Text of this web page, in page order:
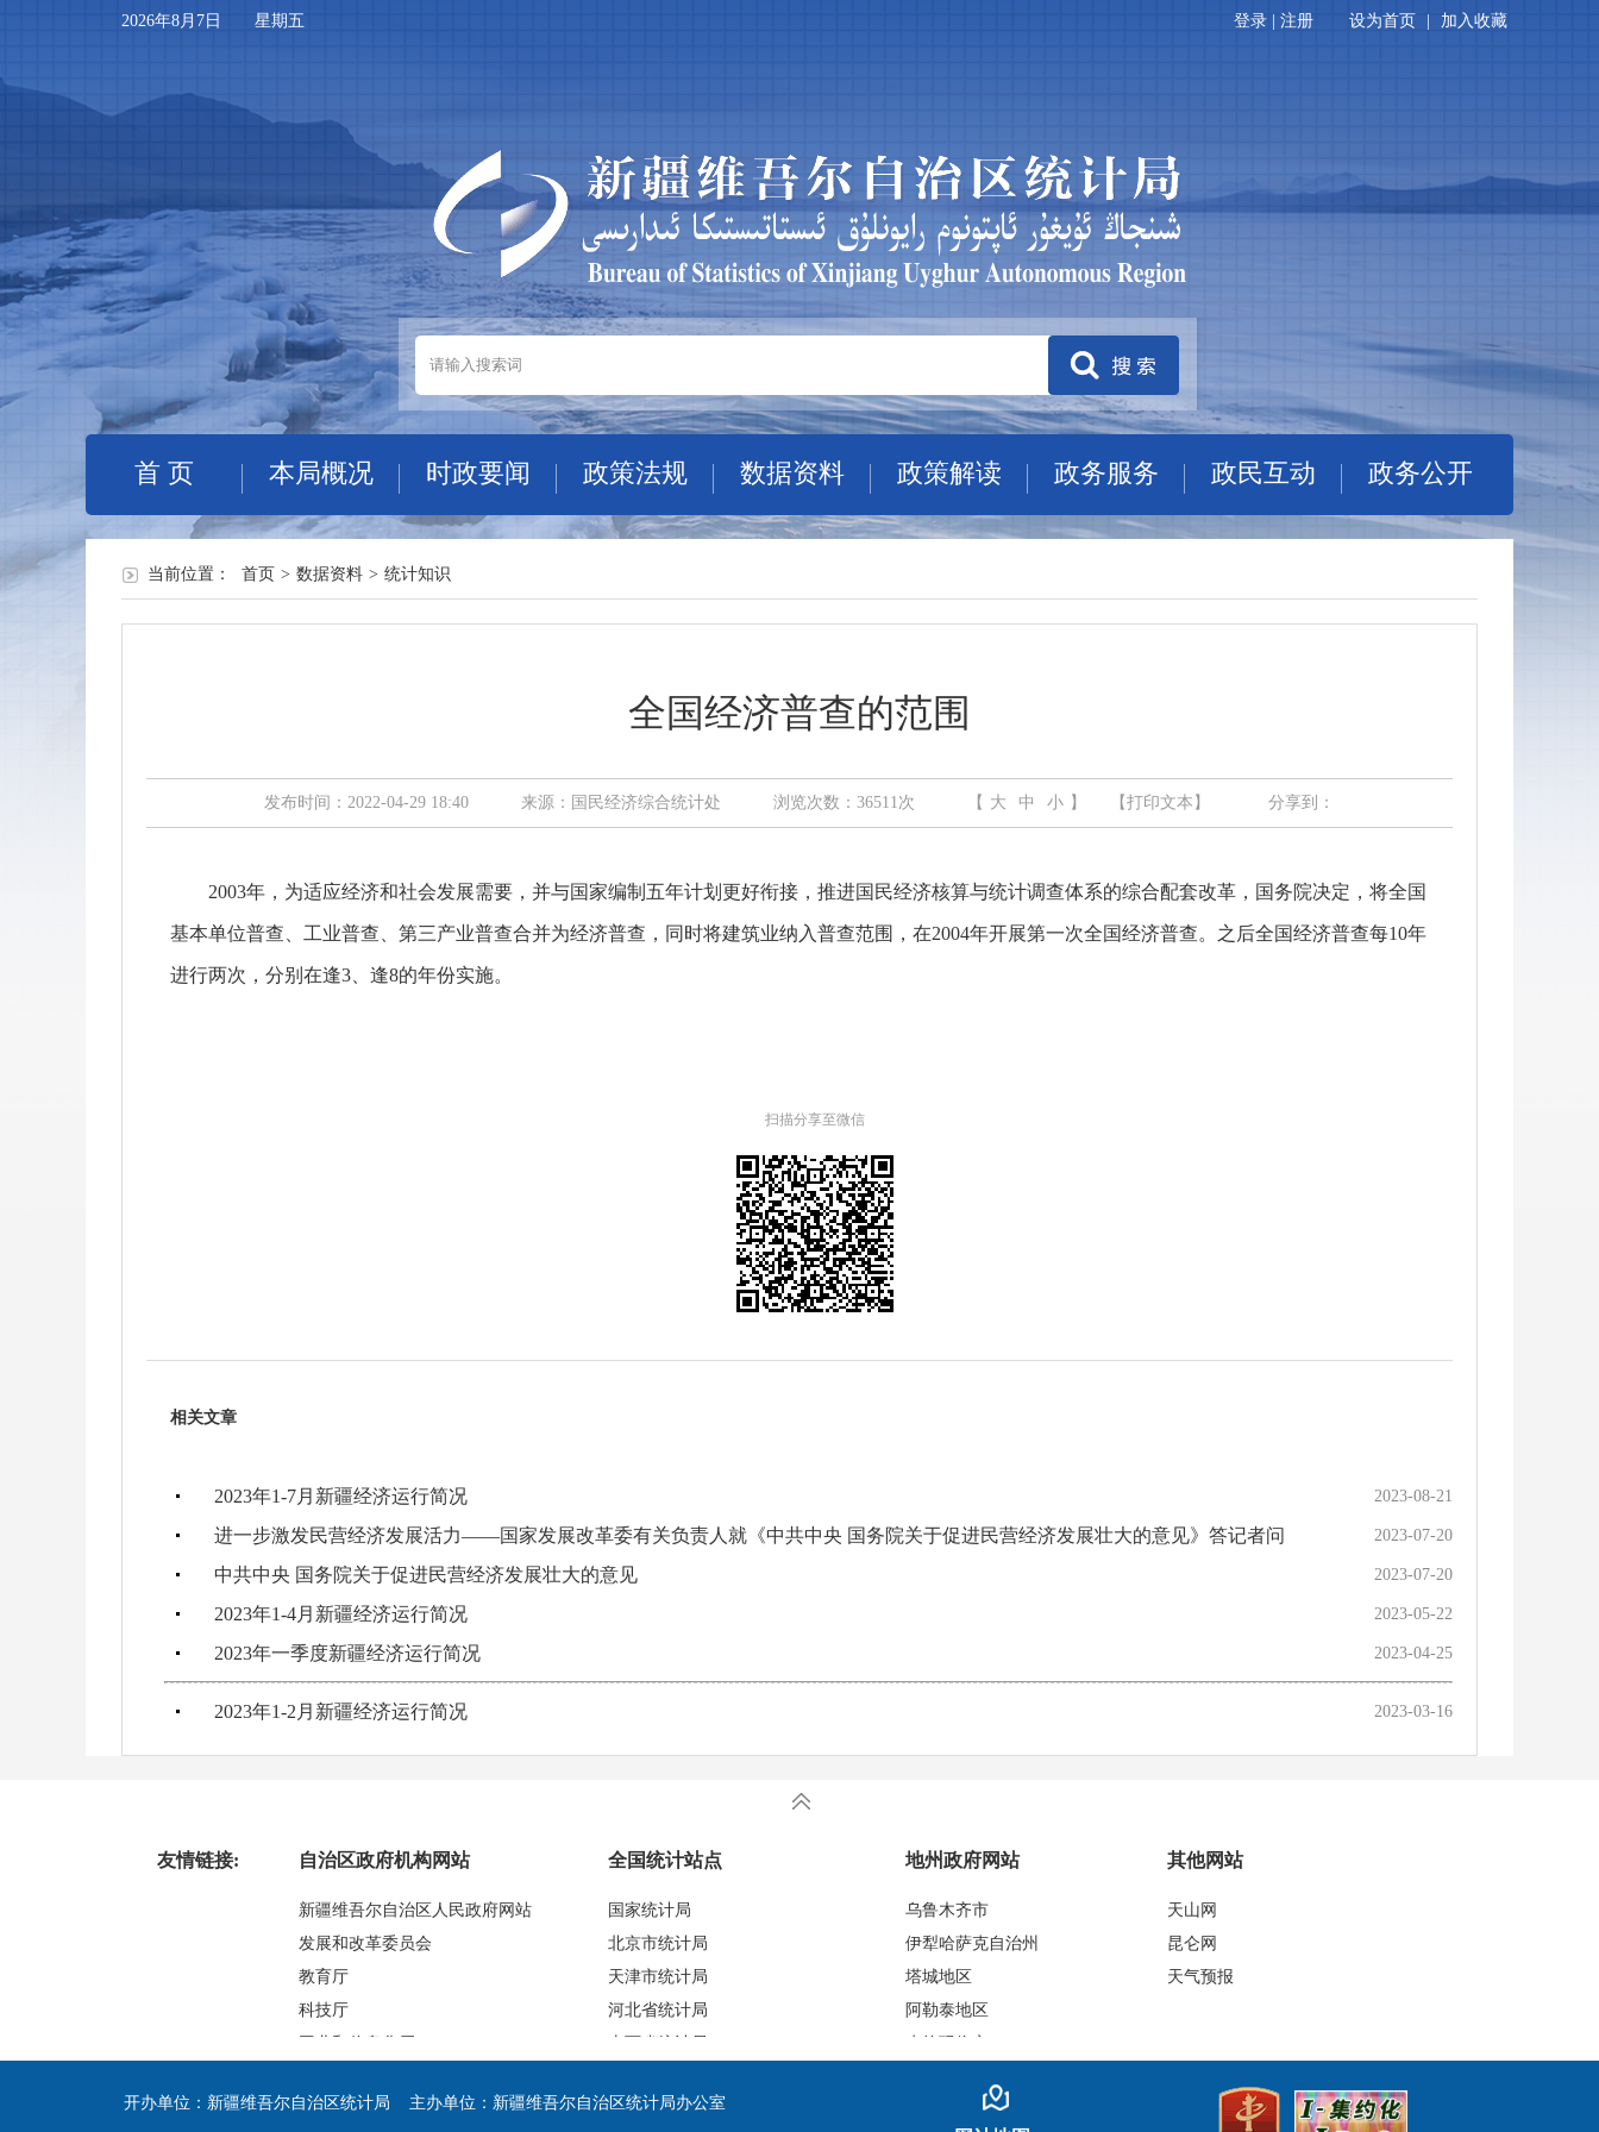
2026年8月7日 星期五 设为首页 加入收藏
登录 注册
首 页 本局概况 时政要闻 政策法规 数据资料 政策解读 政务服务 政民互动 政务公开
当前位置： 首页 > 数据资料 > 统计知识
全国经济普查的范围
发布时间：2022-04-29 18:40 来源：国民经济综合统计处 浏览次数： 36511次 【 大 中 小 】 【打印文本】 分享到：
2003年，为适应经济和社会发展需要，并与国家编制五年计划更好衔接，推进国民经济核算与统计调查体系的综合配套改革，国务院决定，将全国
基本单位普查、工业普查、第三产业普查合并为经济普查，同时将建筑业纳入普查范围，在2004年开展第一次全国经济普查。之后全国经济普查每10年
进行两次，分别在逢3 、逢8的年份实施。
扫描分享至微信
相关文章
2023-08-21
2023年1-7月新疆经济运行简况
2023-07-20
进一步激发民营经济发展活力——国家发展改革委有关负责人就《中共中央 国务院关于促进民营经济发展壮大的意见》答记者问
2023-07-20
中共中央 国务院关于促进民营经济发展壮大的意见
2023-05-22
2023年1-4月新疆经济运行简况
2023-04-25
2023年一季度新疆经济运行简况
2023-03-16
2023年1-2月新疆经济运行简况
友情链接: 自治区政府机构网站
新疆维吾尔自治区人民政府网站
发展和改革委员会
教育厅
科技厅
工业和信息化厅
公安厅
全国统计站点
国家统计局
北京市统计局
天津市统计局
河北省统计局
山西省统计局
辽宁省统计局
地州政府网站
乌鲁木齐市
伊犁哈萨克自治州
塔城地区
阿勒泰地区
克拉玛依市
昌吉回族自治州
其他网站
天山网
昆仑网
天气预报
开办单位：新疆维吾尔自治区统计局 主办单位：新疆维吾尔自治区统计局办公室